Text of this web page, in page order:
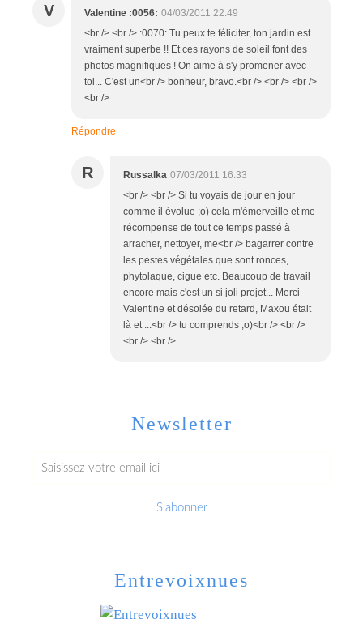
V Valentine :0056: 04/03/2011 22:49
<br /> <br /> :0070: Tu peux te féliciter, ton jardin est
vraiment superbe !! Et ces rayons de soleil font des
photos magnifiques ! On aime à s'y promener avec
toi... C'est un<br /> bonheur, bravo.<br /> <br /> <br />
<br />
Répondre
R Russalka 07/03/2011 16:33
<br /> <br /> Si tu voyais de jour en jour
comme il évolue ;o) cela m'émerveille et me
récompense de tout ce temps passé à
arracher, nettoyer, me<br /> bagarrer contre
les pestes végétales que sont ronces,
phytolaque, cigue etc. Beaucoup de travail
encore mais c'est un si joli projet... Merci
Valentine et désolée du retard, Maxou était
là et ...<br /> tu comprends ;o)<br /> <br />
<br /> <br />
Newsletter
Entrevoixnues